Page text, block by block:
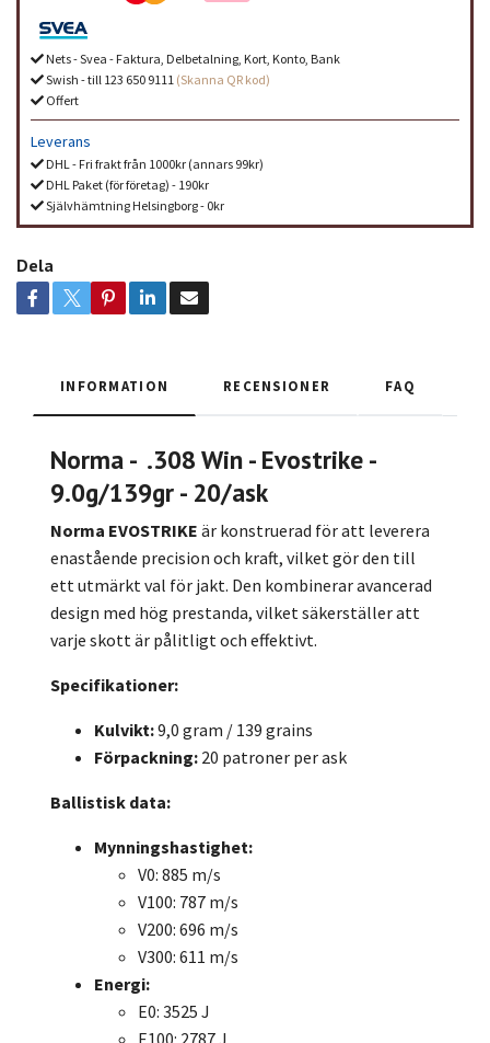
Nets - Svea - Faktura, Delbetalning, Kort, Konto, Bank
Swish - till 123 650 9111 (Skanna QR kod)
Offert
Leverans
DHL - Fri frakt från 1000kr (annars 99kr)
DHL Paket (för företag) - 190kr
Självhämtning Helsingborg - 0kr
Dela
INFORMATION RECENSIONER FAQ
Norma - .308 Win - Evostrike -
9.0g/139gr - 20/ask
Norma EVOSTRIKE är konstruerad för att leverera
enastående precision och kraft, vilket gör den till
ett utmärkt val för jakt. Den kombinerar avancerad
design med hög prestanda, vilket säkerställer att
varje skott är pålitligt och effektivt.
Specifikationer:
Kulvikt:9,0 gram / 139 grains
Förpackning: 20 patroner per ask
Ballistisk data:
Mynningshastighet:
V0: 885 m/s
V100: 787 m/s
V200: 696 m/s
V300: 611 m/s
Energi:
E0: 3525 J